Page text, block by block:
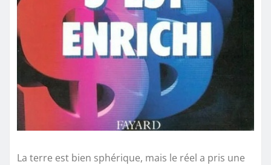
La terre est bien sphérique, mais le réel a pris une